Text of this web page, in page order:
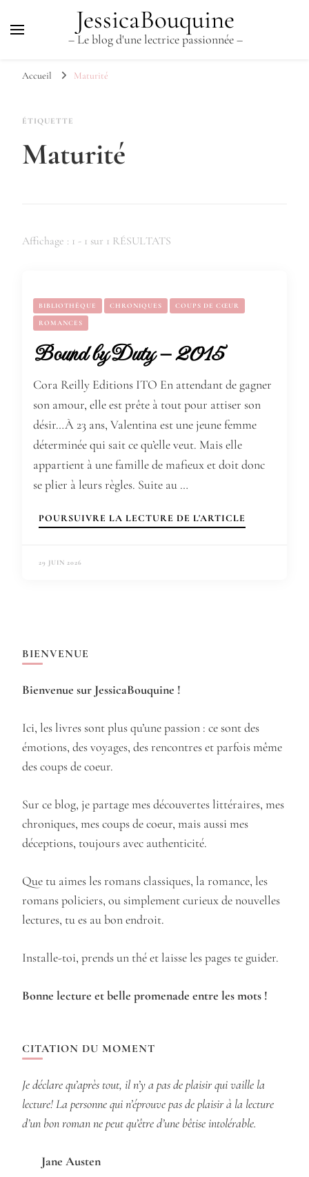
JessicaBouquine
– Le blog d'une lectrice passionnée –
Accueil Maturité
ÉTIQUETTE
Maturité
Affichage : 1 - 1 sur 1 RÉSULTATS
BIBLIOTHÈQUE CHRONIQUES COUPS DE CŒUR
ROMANCES
Bound by Duty – 2015
Cora Reilly Editions ITO En attendant de gagner
son amour, elle est prête à tout pour attiser son
désir…À 23 ans, Valentina est une jeune femme
déterminée qui sait ce qu’elle veut. Mais elle
appartient à une famille de mafieux et doit donc
se plier à leurs règles. Suite au …
POURSUIVRE LA LECTURE DE L'ARTICLE
29 JUIN 2026
BIENVENUE
Bienvenue sur JessicaBouquine !
Ici, les livres sont plus qu’une passion : ce sont des
émotions, des voyages, des rencontres et parfois même
des coups de coeur.
Sur ce blog, je partage mes découvertes littéraires, mes
chroniques, mes coups de coeur, mais aussi mes
déceptions, toujours avec authenticité.
Que tu aimes les romans classiques, la romance, les
romans policiers, ou simplement curieux de nouvelles
lectures, tu es au bon endroit.
Installe-toi, prends un thé et laisse les pages te guider.
Bonne lecture et belle promenade entre les mots !
CITATION DU MOMENT
Je déclare qu’après tout, il n’y a pas de plaisir qui vaille la
lecture! La personne qui n’éprouve pas de plaisir à la lecture
d’un bon roman ne peut qu’être d’une bêtise intolérable.
Jane Austen